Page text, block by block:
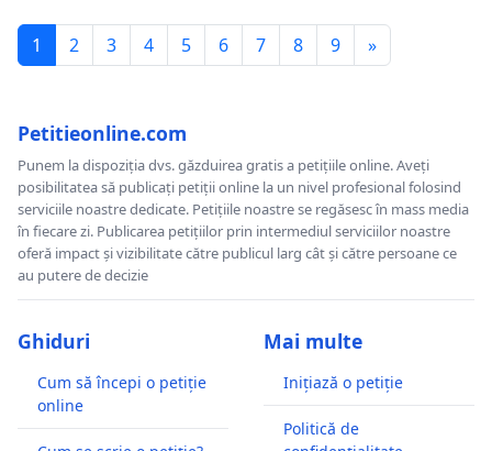
1 2 3 4 5 6 7 8 9 »
Petitieonline.com
Punem la dispoziția dvs. găzduirea gratis a petițiile online. Aveți
posibilitatea să publicați petiții online la un nivel profesional folosind
serviciile noastre dedicate. Petițiile noastre se regăsesc în mass media
în fiecare zi. Publicarea petițiilor prin intermediul serviciilor noastre
oferă impact și vizibilitate către publicul larg cât și către persoane ce
au putere de decizie
Ghiduri
Cum să începi o petiție
online
Mai multe
Inițiază o petiție
Politică de